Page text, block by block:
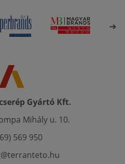
Gyártó Kft.
Mihály u. 10.
569 950